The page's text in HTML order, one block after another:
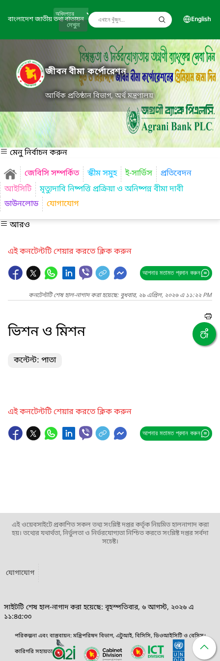
বাংলাদেশ জাতীয় তথ্য বাতায়ন
দেখুন
English
জীবন বীমা কর্পোরেশন
আর্থিক প্রতিষ্ঠান বিভাগ, অর্থ মন্ত্রণালয়
মেনু নির্বাচন করুন
জেবিসি সম্পর্কিত
স্কীম সমুহ ই-সার্ভিস
প্রতিবেদন
আইসিটি
মৃত্যুদাবি নিষ্পত্তি প্রক্রিয়া ও অনিষ্পন্ন বীমা দাবী
ডাউনলোড
যোগাযোগ
আরও
এই কনটেন্টটি শেয়ার করতে ক্লিক করুন
আপনার মতামত প্রদান করুন
কনটেন্টটি শেষ হাল-নাগাদ করা হয়েছে: বুধবার, ২৯ এপ্রিল, ২০২৬ এ ১১:২২ PM
ভিশন ও মিশন
কন্টেন্ট: পাতা
এই কনটেন্টটি শেয়ার করতে ক্লিক করুন
আপনার মতামত প্রদান করুন
এই ওয়েবসাইটে প্রকাশিত সকল তথ্য সংশ্লিষ্ট দপ্তর কর্তৃক নিয়মিত হালনাগাদ করা
হয়। তথ্যের যথার্থতা, নির্ভুলতা ও নির্ভরযোগ্যতা নিশ্চিত করতে সংশ্লিষ্ট দপ্তর সর্বদা
সচেষ্ট।
যোগাযোগ
সাইটটি শেষ হাল-নাগাদ করা হয়েছে: বৃহস্পতিবার, ৬ আগস্ট, ২০২৬ এ
১১:৪৫:৩৩
পরিকল্পনা এবং বাস্তবায়ন: মন্ত্রিপরিষদ বিভাগ, এটুআই, বিসিসি, ডিওআইসিটি ও বেসিস।
কারিগরি সহায়তা